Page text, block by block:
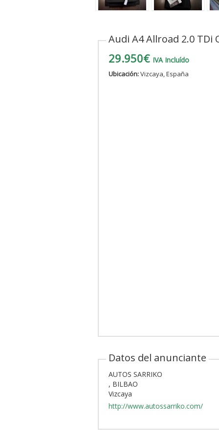
Audi A4 Allroad 2.0 TDi
29.950€ IVA Incluído
Ubicación:Vizcaya, España
Datos del anunciante
AUTOS SARRIKO
, BILBAO
Vizcaya
http://www.autossarriko.com/